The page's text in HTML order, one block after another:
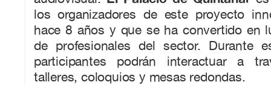
los organizadores de este proyecto
hace 8 años y que se ha convertido en
de profesionales del sector. Durante
participantes podrán interactuar a
talleres, coloquios y mesas redondas.